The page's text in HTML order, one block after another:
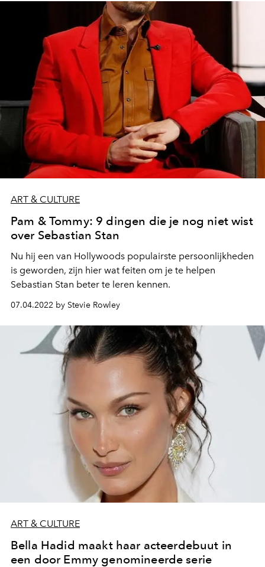
ART & CULTURE
Pam & Tommy: 9 dingen die je nog niet wist
over Sebastian Stan
Nu hij een van Hollywoods populairste persoonlijkheden
is geworden, zijn hier wat feiten om je te helpen
Sebastian Stan beter te leren kennen.
07.04.2022 by Stevie Rowley
ART & CULTURE
Bella Hadid maakt haar acteerdebuut in
een door Emmy genomineerde serie